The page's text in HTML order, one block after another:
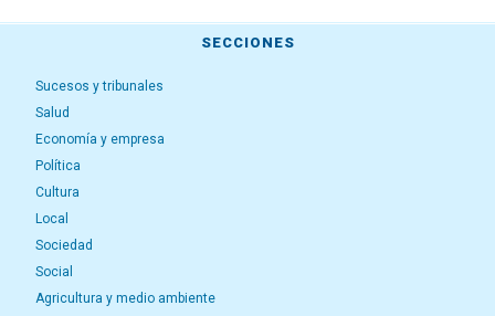
SECCIONES
Sucesos y tribunales
Salud
Economía y empresa
Política
Cultura
Local
Sociedad
Social
Agricultura y medio ambiente